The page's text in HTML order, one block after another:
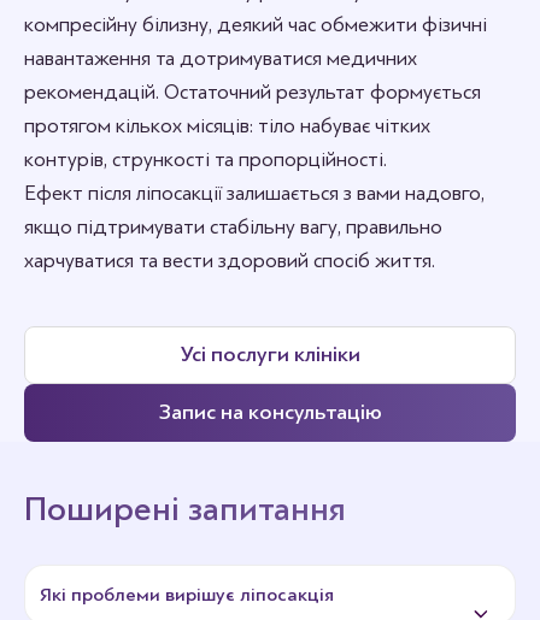
компресійну білизну, деякий час обмежити фізичні
навантаження та дотримуватися медичних
рекомендацій. Остаточний результат формується
протягом кількох місяців: тіло набуває чітких
контурів, стрункості та пропорційності.
Ефект після ліпосакції залишається з вами надовго,
якщо підтримувати стабільну вагу, правильно
харчуватися та вести здоровий спосіб життя.
Усі послуги клініки
Запис на консультацію
Поширені запитання
Які проблеми вирішує ліпосакція